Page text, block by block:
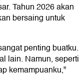
Tahun 2026 akan
bersaing untuk
penting buatku.
lain. Namun, seperti
kemampuanku,"